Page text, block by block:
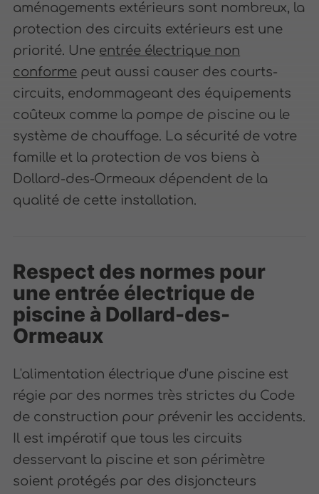
aménagements extérieurs sont nombreux, la
protection des circuits extérieurs est une
priorité. Une entrée électrique non
conforme peut aussi causer des courts-
circuits, endommageant des équipements
coûteux comme la pompe de piscine ou le
système de chauffage. La sécurité de votre
famille et la protection de vos biens à
Dollard-des-Ormeaux dépendent de la
qualité de cette installation.
Respect des normes pour
une entrée électrique de
piscine à Dollard-des-
Ormeaux
L'alimentation électrique d'une piscine est
régie par des normes très strictes du Code
de construction pour prévenir les accidents.
Il est impératif que tous les circuits
desservant la piscine et son périmètre
soient protégés par des disjoncteurs